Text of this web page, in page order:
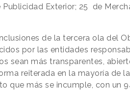
Exterior; 25 de
de la tercera ola del
por las entidades
sean más transparentes,
reiterada en la mayoría de
que más se incumple, con un